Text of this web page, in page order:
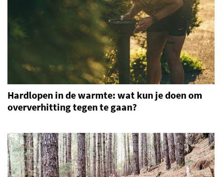
Hardlopen in de warmte: wat kun je doen om
oververhitting tegen te gaan?